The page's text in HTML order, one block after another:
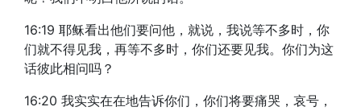
16:19 耶稣看出他们要问他，就说，我说等不多时，你
们就不得见我，再等不多时，你们还要见我。你们为这
话彼此相问吗？
16:20 我实实在在地告诉你们，你们将要痛哭，哀号，